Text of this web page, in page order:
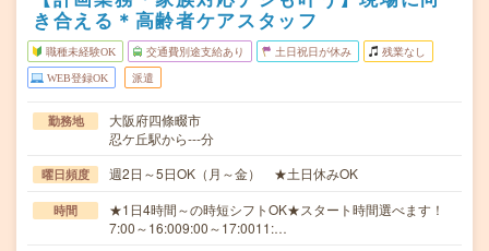
き合える＊高齢者ケアスタッフ
職種未経験OK 交通費別途支給あり 土日祝日が休み 残業なし
WEB登録OK 派遣
勤務地
大阪府四條畷市
忍ケ丘駅から---分
曜日頻度 週2日～5日OK（月～金） ★土日休みOK
時間
★1日4時間～の時短シフトOK★スタート時間選べます！
7:00～16:009:00～17:0011:…